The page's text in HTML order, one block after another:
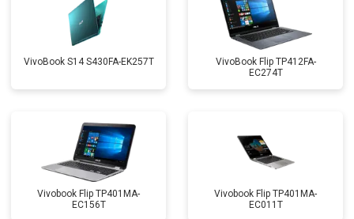
VivoBook S14 S430FA-EK257T
VivoBook Flip TP412FA-
EC274T
Vivobook Flip TP401MA-
EC156T
Vivobook Flip TP401MA-
EC011T